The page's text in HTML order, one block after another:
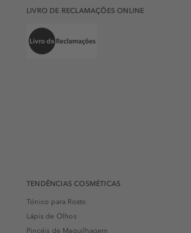
LIVRO DE RECLAMAÇÕES ONLINE
TENDÊNCIAS COSMÉTICAS
Tónico para Rosto
Lápis de Olhos
Pincéis de Maquilhagem